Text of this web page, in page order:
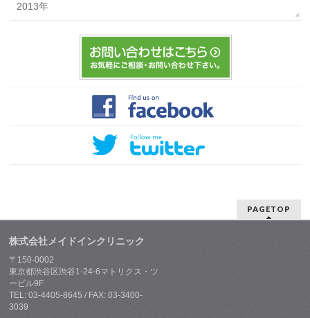
2013年
PAGETOP
株式会社メイドインクリニック
〒150-0002
東京都渋谷区渋谷1-24-6マトリクス・ツ
ービル9F
TEL: 03-4405-8645 / FAX: 03-3400-
3039